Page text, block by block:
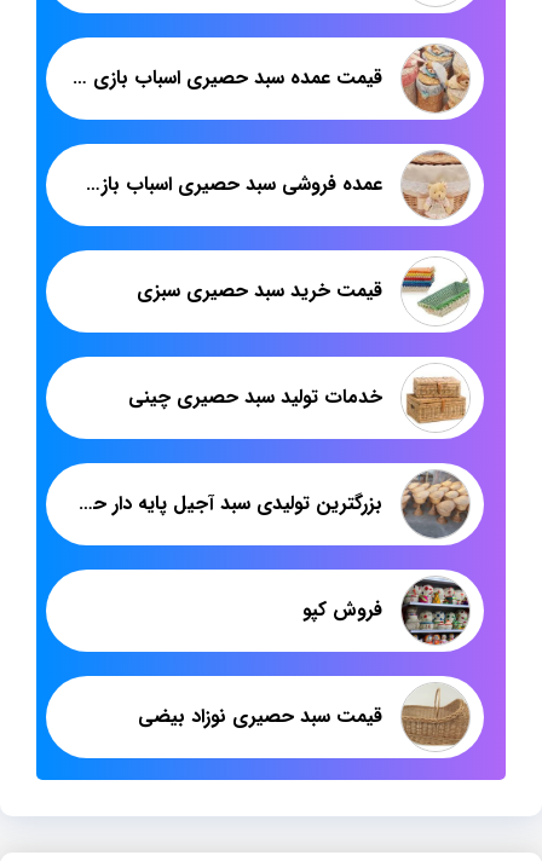
قیمت عمده سبد حصیری اسباب بازی خارجی
عمده فروشی سبد حصیری اسباب بازی شیک
قیمت خرید سبد حصیری سبزی
خدمات تولید سبد حصیری چینی
بزرگترین تولیدی سبد آجیل پایه دار حصیری
فروش کپو
قیمت سبد حصیری نوزاد بیضی